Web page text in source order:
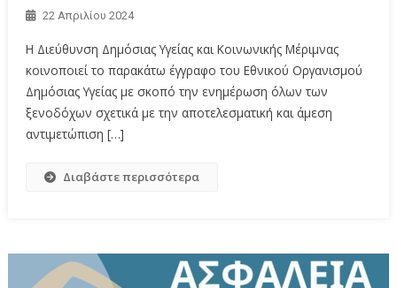
22 Απριλίου 2024
Η Διεύθυνση Δημόσιας Υγείας και Κοινωνικής Μέριμνας
κοινοποιεί το παρακάτω έγγραφο του Εθνικού Οργανισμού
Δημόσιας Υγείας με σκοπό την ενημέρωση όλων των
ξενοδόχων σχετικά με την αποτελεσματική και άμεση
αντιμετώπιση […]
Διαβάστε περισσότερα